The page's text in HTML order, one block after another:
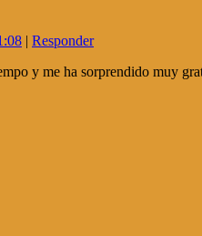
| Responder
y me ha sorprendido muy